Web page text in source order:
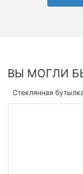
ВЫ МОГЛИ
Стеклянная